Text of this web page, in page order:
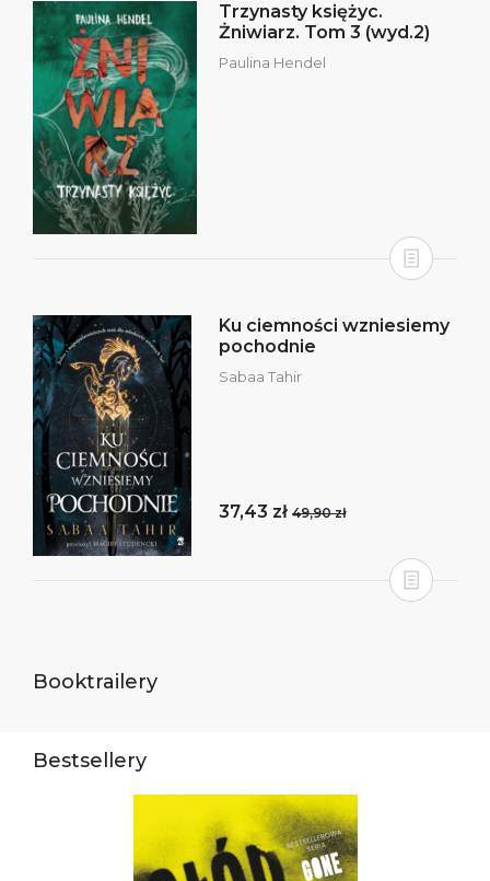
Trzynasty księżyc.
Żniwiarz. Tom 3 (wyd.2)
Paulina Hendel
Ku ciemności wzniesiemy
pochodnie
Sabaa Tahir
37,43 zł 49,90 zł
Booktrailery
Bestsellery